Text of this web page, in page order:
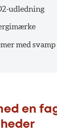
udledning
med svamp
en